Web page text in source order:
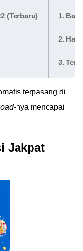
(Terbaru) 1.
2.
3.
terpasang di
-nya mencapai
Jakpat